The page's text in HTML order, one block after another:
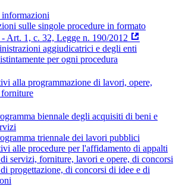
sulle singole procedure in formato
- Art. 1, c. 32, Legge n. 190/2012
aggiudicatrici e degli enti
per ogni procedura
alla programmazione di lavori, opere,
biennale degli acquisiti di beni e
triennale dei lavori pubblici
alle procedure per l'affidamento di appalti
servizi, forniture, lavori e opere, di concorsi
progettazione, di concorsi di idee e di